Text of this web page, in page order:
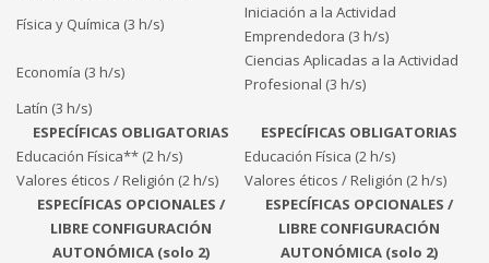
Física y Química (3 h/s)
Iniciación a la Actividad
Emprendedora (3 h/s)
Economía (3 h/s)
Ciencias Aplicadas a la Actividad
Profesional (3 h/s)
Latín (3 h/s)
ESPECÍFICAS OBLIGATORIAS
ESPECÍFICAS OBLIGATORIAS
Educación Física** (2 h/s)
Educación Física (2 h/s)
Valores éticos / Religión (2 h/s)
Valores éticos / Religión (2 h/s)
ESPECÍFICAS OPCIONALES /
LIBRE CONFIGURACIÓN
AUTONÓMICA (solo 2)
ESPECÍFICAS OPCIONALES /
LIBRE CONFIGURACIÓN
AUTONÓMICA (solo 2)